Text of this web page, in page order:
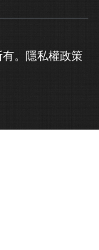
。 隱私權政策